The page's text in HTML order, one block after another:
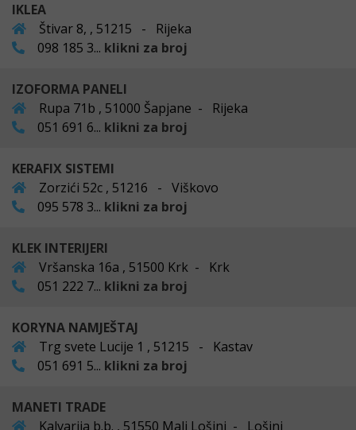
IKLEA
Štivar 8, , 51215 - Rijeka
098 185 3... klikni za broj
IZOFORMA PANELI
Rupa 71b , 51000 Šapjane - Rijeka
051 691 6... klikni za broj
KERAFIX SISTEMI
Zorzići 52c , 51216 - Viškovo
095 578 3... klikni za broj
KLEK INTERIJERI
Vršanska 16a , 51500 Krk - Krk
051 222 7... klikni za broj
KORYNA NAMJEŠTAJ
Trg svete Lucije 1 , 51215 - Kastav
051 691 5... klikni za broj
MANETI TRADE
Kalvarija b.b. , 51550 Mali Lošinj - Lošinj